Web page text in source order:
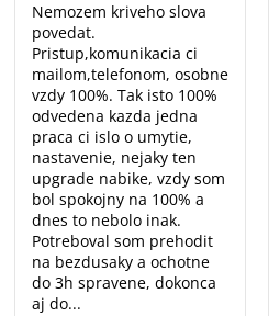
Nemozem kriveho slova
povedat.
Pristup,komunikacia ci
mailom,telefonom, osobne
vzdy 100%. Tak isto 100%
odvedena kazda jedna
praca ci islo o umytie,
nastavenie, nejaky ten
upgrade nabike, vzdy som
bol spokojny na 100% a
dnes to nebolo inak.
Potreboval som prehodit
na bezdusaky a ochotne
do 3h spravene, dokonca
aj do...